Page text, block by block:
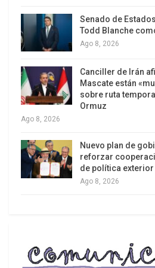
escondía, y se alejó.
Ya estaba en el aeropuerto
Enero 9/ Elogio de la
Hoy se publicó, en Filadelfia,
Thomas Paine, el autor,
independencia era un asunto
contra la humillación colonial
Este libro de cuarenta y ocho
más que el agua y el aire, y
Senado de
Todd Blanche
Ago 8, 2026
Canciller de Irán
Mascate están
sobre ruta
Ormuz
Ago 8, 2026
Nuevo plan de
reforzar
de política exterior
Ago 8, 2026